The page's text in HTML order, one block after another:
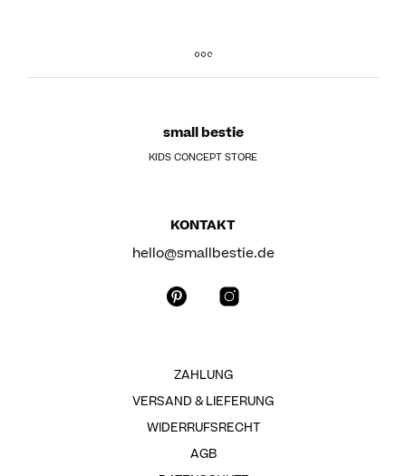
small bestie
KIDS CONCEPT STORE
KONTAKT
hello@smallbestie.de
ZAHLUNG
VERSAND & LIEFERUNG
WIDERRUFSRECHT
AGB